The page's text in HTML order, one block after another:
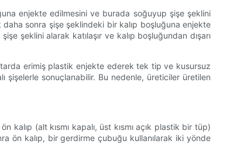
enjekte edilmesini ve burada soğuyup şişe şeklini
daha sonra şişe şeklindeki bir kalıp boşluğuna enjekte
şeklini alarak katılaşır ve kalıp boşluğundan dışarı
erimiş plastik enjekte ederek tek tip ve kusursuz
şişelerle sonuçlanabilir. Bu nedenle, üreticiler üretilen
kalıp (alt kısmı kapalı, üst kısmı açık plastik bir tüp)
ön kalıp, bir gerdirme çubuğu kullanılarak iki yönde